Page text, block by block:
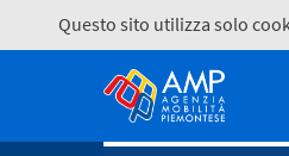
Questo sito utilizza solo